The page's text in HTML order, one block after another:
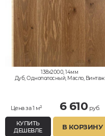
138x2000, 14мм
Дуб, Однополосный, Масло, Винтаж
Цена за 1 м² 6 610 руб.
КУПИТЬ
ДЕШЕВЛЕ
В КОРЗИНУ